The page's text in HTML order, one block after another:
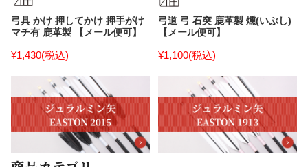
弓具 かけ 押してかけ 押手がけ
マチ有 鹿革製 【メール便可】
¥1,430(税込)
弓道 弓 石突 鹿革製 燻(いぶし)
【メール便可】
¥1,100(税込)